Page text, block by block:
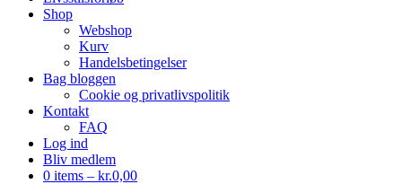
Shop
Webshop
Kurv
Handelsbetingelser
Bag bloggen
Cookie og privatlivspolitik
Kontakt
FAQ
Log ind
Bliv medlem
0 items – kr.0,00